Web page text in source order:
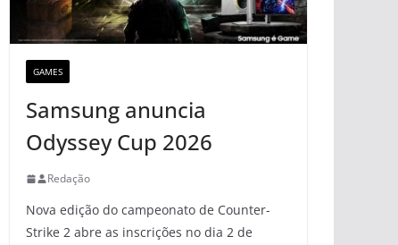
GAMES
Samsung anuncia
Odyssey Cup 2026
Redação
Nova edição do campeonato de Counter-
Strike 2 abre as inscrições no dia 2 de